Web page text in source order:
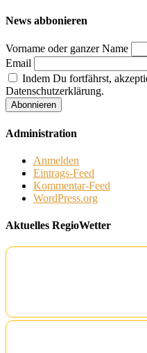
News abbonieren
Vorname oder ganzer Name
Email
Indem Du fortfährst,
Datenschutzerklärung.
Administration
Anmelden
Eintrags-Feed
Kommentar-Feed
WordPress.org
Aktuelles RegioWetter